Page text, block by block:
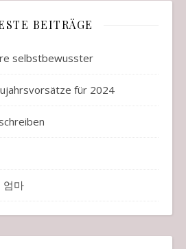
BEITRÄGE
selbstbewusster
für 2024
엄마